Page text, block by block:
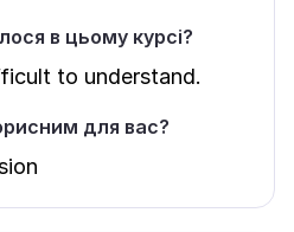
в цьому курсі?
to understand.
для вас?